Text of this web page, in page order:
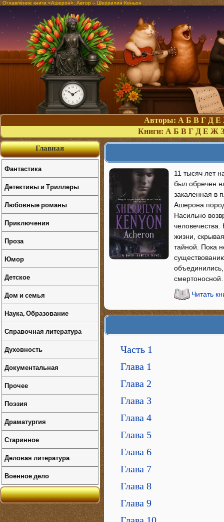
Оглавление книги «Ашерон». Автор – Шеррилин Кеньон
Авторы: А Б В Г Д Е
Книги: А Б В Г Д Е Ж З
11 тысяч лет
был обречен
закаленная в
Ашерона
Насильно
жизни,
тайной. Пока
Читать
Часть 1
Глава 1
Глава 2
Глава 3
Глава 4
Глава 5
Глава 6
Глава 7
Глава 8
Глава 9
Главная
Фантастика
Детективы и Триллеры
Любовные романы
Приключения
Проза
Юмор
Детское
Дом и семья
Наука, Образование
Справочная литература
Духовность
Документальная
Прочее
Поэзия
Драматургия
Старинное
Деловая литература
Военное дело